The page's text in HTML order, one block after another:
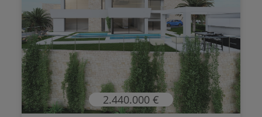
2.440.000 €